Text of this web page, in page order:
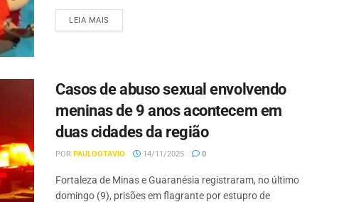
LEIA MAIS
Casos de abuso sexual envolvendo
meninas de 9 anos acontecem em
duas cidades da região
POR PAULOOTAVIO 14/11/2025 0
Fortaleza de Minas e Guaranésia registraram, no último
domingo (9), prisões em flagrante por estupro de